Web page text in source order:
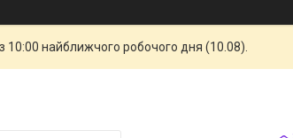
10:00 найближчого робочого дня (10.08).